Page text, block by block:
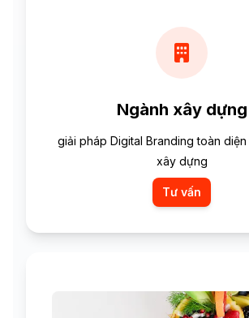
Ngành xây dựng
giải pháp Digital Branding toàn
xây dựng
Tư vấn